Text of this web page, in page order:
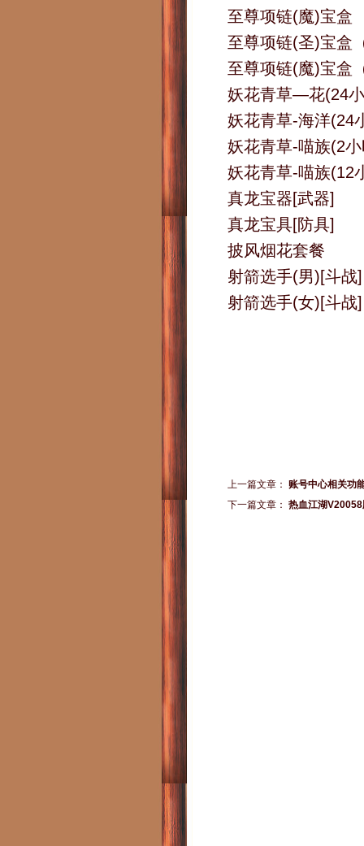
至尊项链(魔)宝盒
至尊项链(圣)宝盒
至尊项链(魔)宝盒
妖花青草—花(24
妖花青草-海洋(24
妖花青草-喵族(2
妖花青草-喵族(12
真龙宝器[武器]
真龙宝具[防具]
披风烟花套餐
射箭选手(男)[斗战]
射箭选手(女)[斗战]
上一篇文章： 账号中心相关功
下一篇文章： 热血江湖